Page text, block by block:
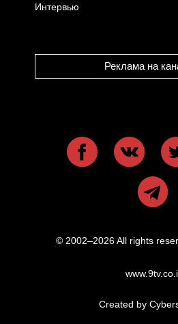
Интервью
Реклама на
© 2002–2026 All rights
Created by